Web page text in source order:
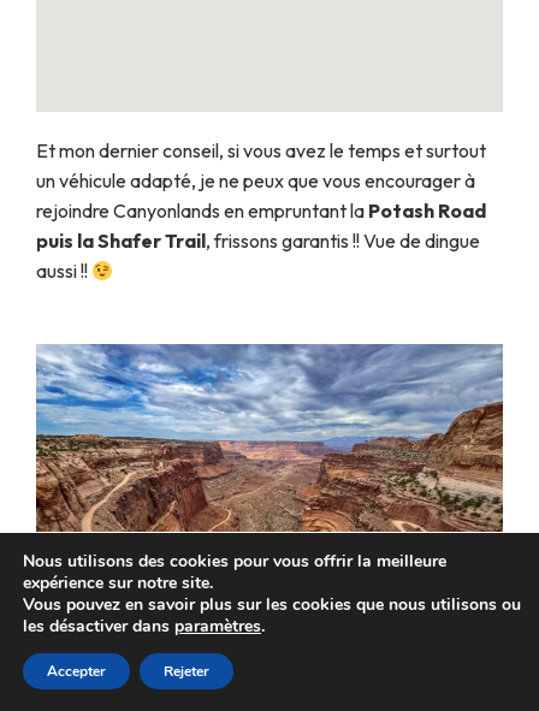
Et mon dernier conseil, si vous avez le temps et surtout
un véhicule adapté, je ne peux que vous encourager à
rejoindre Canyonlands en empruntant la Potash Road
puis la Shafer Trail, frissons garantis !! Vue de dingue
aussi !!
Nous utilisons des cookies pour vous offrir la meilleure
expérience sur notre site.
Vous pouvez en savoir plus sur les cookies que nous utilisons ou
les désactiver dans paramètres.
Accepter Rejeter